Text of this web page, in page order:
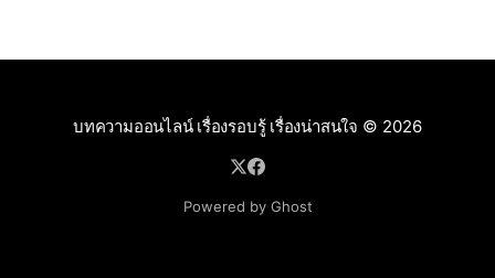
บทความออนไลน์ เรื่องรอบรู้ เรื่องน่าสนใจ © 2026
Powered by Ghost